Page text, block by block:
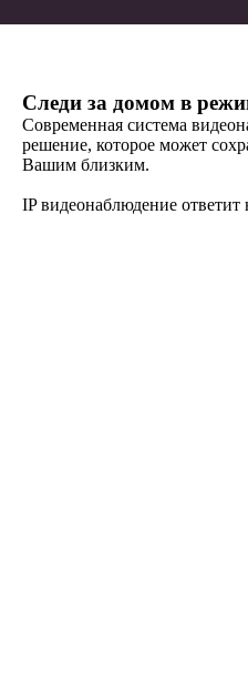
Следи за домом в
Современная система
решение, которое может
Вашим близким.
IP видеонаблюдение ответит